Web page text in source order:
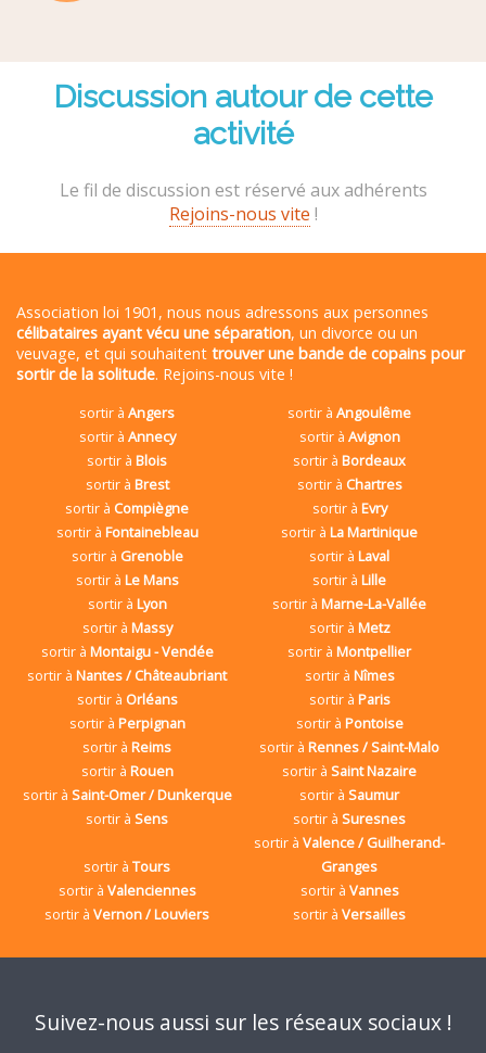
Discussion autour de cette
activité
Le fil de discussion est réservé aux adhérents
Rejoins-nous vite !
Association loi 1901, nous nous adressons aux personnes
célibataires ayant vécu une séparation, un divorce ou un
veuvage, et qui souhaitent trouver une bande de copains pour
sortir de la solitude. Rejoins-nous vite !
sortir àAngers sortir àAngoulême
sortir à Annecy sortir à Avignon
sortir àBlois sortir àBordeaux
sortir à Brest sortir à Chartres
sortir à Compiègne sortir à Evry
sortir à Fontainebleau sortir àLa Martinique
sortir à Grenoble sortir àLaval
sortir à Le Mans sortir àLille
sortir à Lyon sortir àMarne-La-Vallée
sortir à Massy sortir à Metz
sortir à Montaigu - Vendée sortir àMontpellier
sortir àNantes / Châteaubriant sortir à Nîmes
sortir à Orléans sortir à Paris
sortir à Perpignan sortir à Pontoise
sortir àReims sortir àRennes / Saint-Malo
sortir à Rouen sortir àSaint Nazaire
sortir à Saint-Omer / Dunkerque sortir àSaumur
sortir àSens sortir àSuresnes
sortir àTours
sortir àValence / Guilherand-
Granges
sortir à Valenciennes sortir à Vannes
sortir àVernon / Louviers sortir àVersailles
Suivez-nous aussi sur les réseaux sociaux !